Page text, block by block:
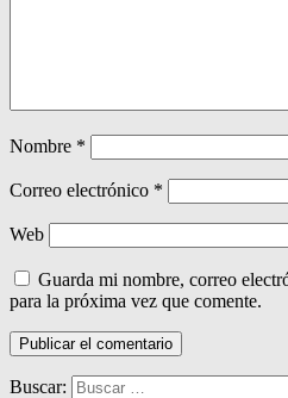
Nombre *
Correo electrónico *
Web
Guarda mi nombre, correo
para la próxima vez que comente.
Buscar: